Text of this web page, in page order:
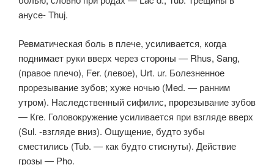
анусе- Thuj.
Ревматическая боль в плече, усиливается, когда
поднимает руки вверх через стороны — Rhus, Sang,
(правое плечо), Fer. (левое), Urt. ur. Болезненное
прорезывание зубов; хуже ночью (Med. — ранним
утром). Наследственный сифилис, прорезывание зубов
— Кге. Головокружение усиливается при взгляде вверх
(Sul. -взгляде вниз). Ощущение, будто зубы
сместились (Tub. — как будто стиснуты). Действие
грозы — Pho.